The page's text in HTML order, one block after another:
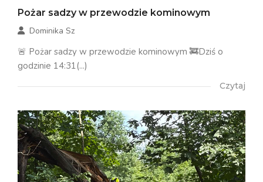
Pożar sadzy w przewodzie kominowym
Dominika Sz
🚨 Pożar sadzy w przewodzie kominowym 🚒Dziś o
godzinie 14:31(...)
Czytaj